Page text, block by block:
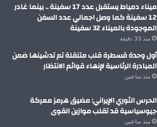
ميناء دمياط يستقبل عدد 17 سفينة .. بينما غادر
12 سفينة كما وصل اجمالي عدد السفن
الموجودة بالميناء 32 سفينة
منذ 33 دقيقة
أول وحدة قسطرة قلب متنقلة تم تدشينها ضمن
المبادرة الرئاسية لإنهاء قوائم الانتظار
منذ ساعتين
الحرس الثوري الإيراني: مضيق هرمز معركة
جيوسياسية قد تقلب موازين القوى
منذ ساعتين